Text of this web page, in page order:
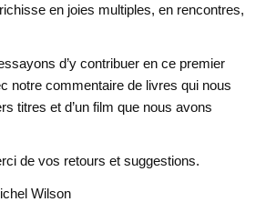
en joies multiples, en rencontres,
d’y contribuer en ce premier
notre commentaire de livres qui nous
titres et d’un film que nous avons
de vos retours et suggestions.
Wilson